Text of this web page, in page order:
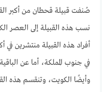
صُنفت قبيلة قحطان من أكبر
نسب هذه القبيلة إلى العصر
أفراد هذه القبيلة منتشرين في
في جنوب المملكة، أما عن
وأيضًا الكويت، وتنقسم هذه